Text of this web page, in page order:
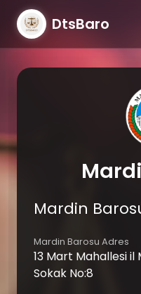
DtsBaro
Mardin
Mardin Barosu Adres
13 Mart Mahallesi il
Sokak No:8